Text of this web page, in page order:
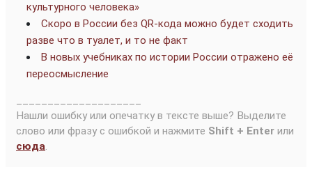
культурного человека»
Скоро в России без QR-кода можно будет сходить
разве что в туалет, и то не факт
В новых учебниках по истории России отражено её
переосмысление
Нашли ошибку или опечатку в тексте выше? Выделите
слово или фразу с ошибкой и нажмите Shift + Enter или
сюда.